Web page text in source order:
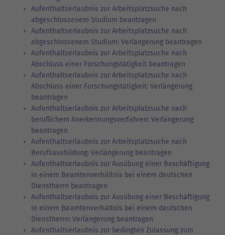
Aufenthaltserlaubnis zur Arbeitsplatzsuche nach
abgeschlossenem Studium beantragen
Aufenthaltserlaubnis zur Arbeitsplatzsuche nach
abgeschlossenem Studium: Verlängerung beantragen
Aufenthaltserlaubnis zur Arbeitsplatzsuche nach
Abschluss einer Forschungstätigkeit beantragen
Aufenthaltserlaubnis zur Arbeitsplatzsuche nach
Abschluss einer Forschungstätigkeit: Verlängerung
beantragen
Aufenthaltserlaubnis zur Arbeitsplatzsuche nach
beruflichem Anerkennungsverfahren: Verlängerung
beantragen
Aufenthaltserlaubnis zur Arbeitsplatzsuche nach
Berufsausbildung: Verlängerung beantragen
Aufenthaltserlaubnis zur Ausübung einer Beschäftigung
in einem Beamtenverhältnis bei einem deutschen
Dienstherrn beantragen
Aufenthaltserlaubnis zur Ausübung einer Beschäftigung
in einem Beamtenverhältnis bei einem deutschen
Dienstherrn: Verlängerung beantragen
Aufenthaltserlaubnis zur bedingten Zulassung zum